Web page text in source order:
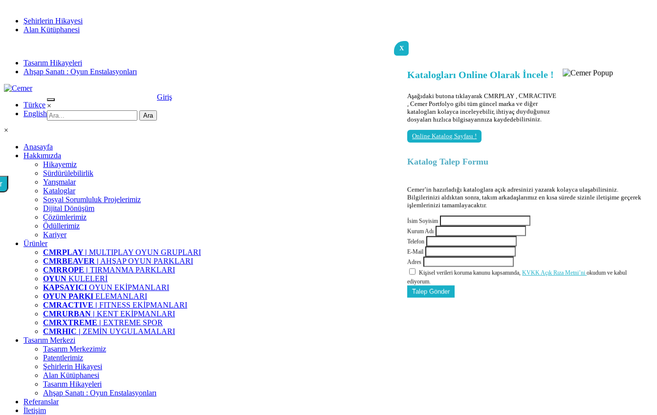
Şehirlerin Hikayesi
Alan Kütüphanesi
Tasarım Hikayeleri
Ahşap Sanatı : Oyun Enstalasyonları
Türkçe
English
×
Giriş
×
Anasayfa
Hakkımızda
Hikayemiz
Sürdürülebilirlik
Yarışmalar
Kataloglar
Sosyal Sorumluluk Projelerimiz
Dijital Dönüşüm
Çözümlerimiz
Ödüllerimiz
Kariyer
Ürünler
CMRPLAY | MULTIPLAY OYUN GRUPLARI
CMRBEAVER | AHŞAP OYUN PARKLARI
CMRROPE | TIRMANMA PARKLARI
OYUN KULELERİ
KAPSAYICI OYUN EKİPMANLARI
OYUN PARKI ELEMANLARI
CMRACTIVE | FITNESS EKİPMANLARI
CMRURBAN | KENT EKİPMANLARI
CMRXTREME | EXTREME SPOR
CMRHIC | ZEMİN UYGULAMALARI
Tasarım Merkezi
Tasarım Merkezimiz
Patentlerimiz
Şehirlerin Hikayesi
Alan Kütüphanesi
Tasarım Hikayeleri
Ahşap Sanatı : Oyun Enstalasyonları
Referanslar
İletişim
X
Katalogları Online Olarak İncele !
Aşağıdaki butona tıklayarak CMRPLAY , CMRACTIVE
, Cemer Portfolyo gibi tüm güncel marka ve diğer
katalogları kolayca inceleyebilir, ihtiyaç duyduğunuz
dosyaları hızlıca bilgisayarınıza kaydedebilirsiniz.
Online Katalog Sayfası !
Katalog Talep Formu
Cemer’in hazırladığı kataloglara açık adresinizi yazarak kolayca ulaşabilirsiniz.
Bilgilerinizi aldıktan sonra, takım arkadaşlarımız en kısa sürede sizinle iletişime geçerek
işlemlerinizi tamamlayacaktır.
İsim Soyisim
Kurum Adı
Telefon
E-Mail
Adres
Kişisel verileri koruma kanunu kapsamında,KVKK Açık Rıza Metni’niokudum ve kabul
ediyorum.
Talep Gönder